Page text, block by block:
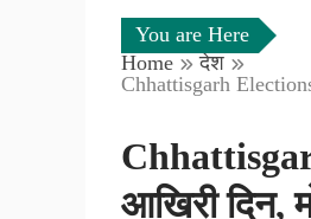
You are Here
Home
देश
Chhattisgarh
आखिरी दिन,